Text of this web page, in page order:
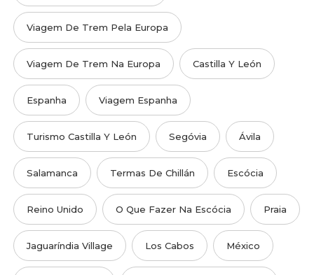
Viagem De Trem Pela Europa
Viagem De Trem Na Europa Castilla Y León
Espanha Viagem Espanha
Turismo Castilla Y León Segóvia Ávila
Salamanca Termas De Chillán Escócia
Reino Unido O Que Fazer Na Escócia Praia
Jaguaríndia Village Los Cabos México